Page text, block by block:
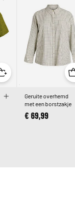
Geruite overhemd
met een borstzakje
€ 69,99